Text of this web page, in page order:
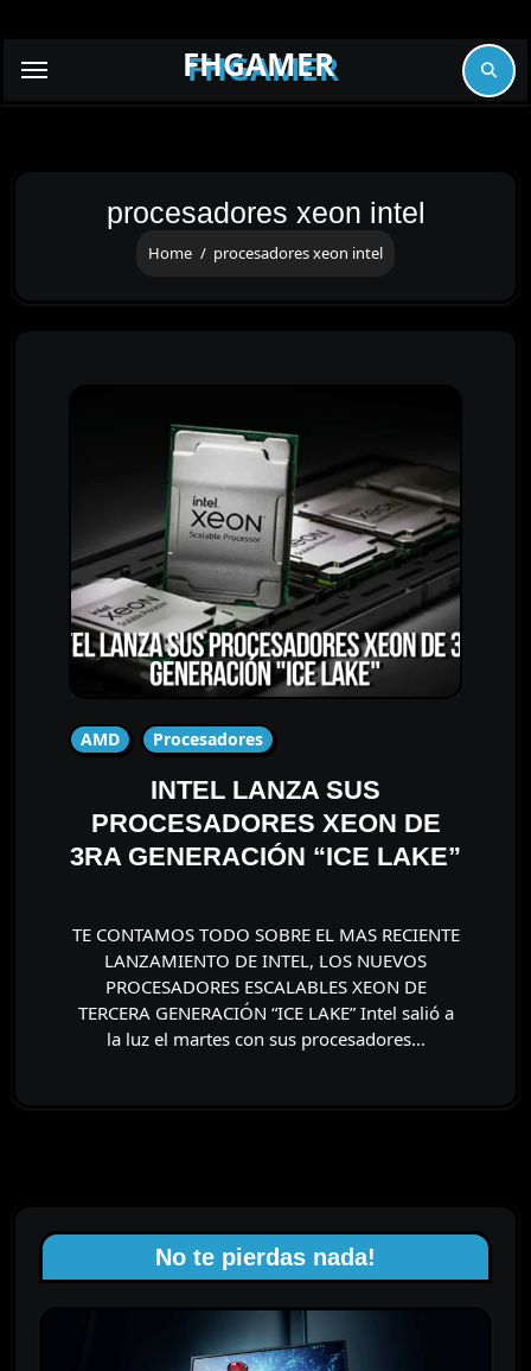
FHGAMER
procesadores xeon intel
Home procesadores xeon intel
AMD Procesadores
INTEL LANZA SUS
PROCESADORES XEON DE
3RA GENERACIÓN “ICE LAKE”
TE CONTAMOS TODO SOBRE EL MAS RECIENTE
LANZAMIENTO DE INTEL, LOS NUEVOS
PROCESADORES ESCALABLES XEON DE
TERCERA GENERACIÓN “ICE LAKE” Intel salió a
la luz el martes con sus procesadores…
No te pierdas nada!